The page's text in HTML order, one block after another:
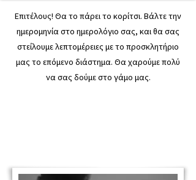
Επιτέλους! Θα το πάρει το κορίτσι. Βάλτε την
ημερομηνία στο ημερολόγιο σας, και θα σας
στείλουμε λεπτομέρειες με το προσκλητήριο
μας το επόμενο διάστημα. Θα χαρούμε πολύ
να σας δούμε στο γάμο μας.